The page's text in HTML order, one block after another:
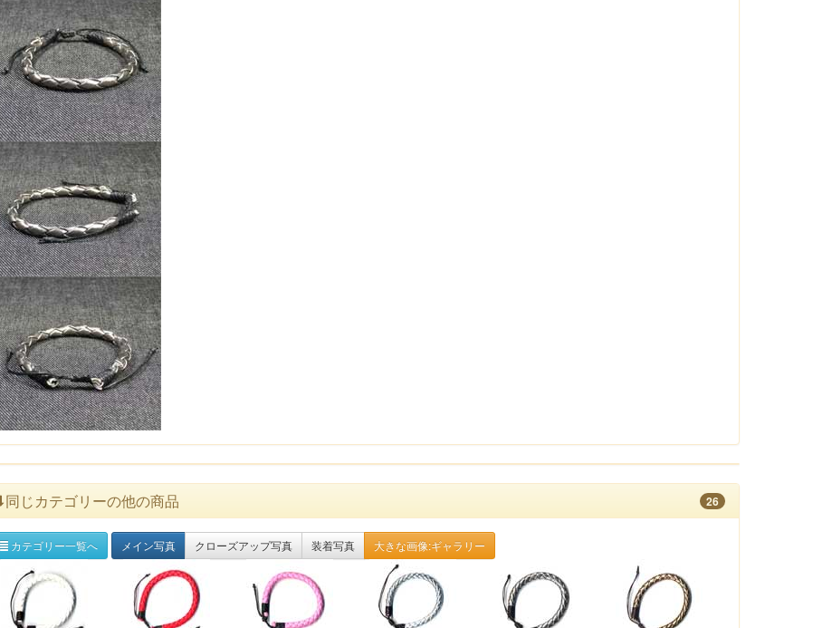
同じカテゴリーの他の商品 26
カテゴリー一覧へ メイン写真 クローズアップ写真 装着写真 大きな画像:ギャラリー